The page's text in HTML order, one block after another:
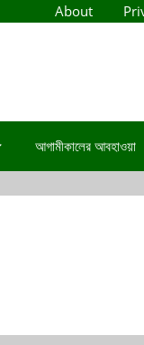
About
আগামীকালের আবহাওয়া